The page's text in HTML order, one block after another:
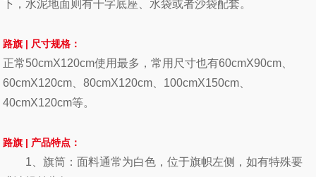
下，水泥地面则有十字底座、水袋或者沙袋配套。
路旗 | 尺寸规格：
正常50cmX120cm使用最多，常用尺寸也有60cmX90cm、
60cmX120cm、80cmX120cm、100cmX150cm、
40cmX120cm等。
路旗 | 产品特点 ：
1、旗筒：面料通常为白色，位于旗帜左侧，如有特殊要